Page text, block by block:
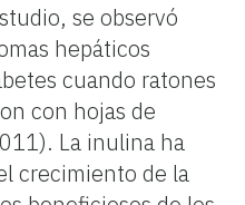
se observó
hepáticos
cuando ratones
con hojas de
La inulina ha
crecimiento de la